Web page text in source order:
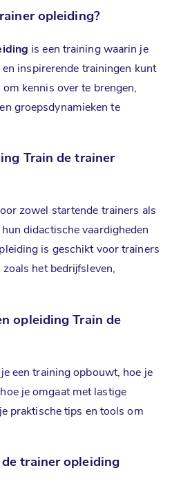
opleiding?
is een training waarin je
en inspirerende trainingen kunt
kennis over te brengen,
groepsdynamieken te
Train de trainer
zowel startende trainers als
didactische vaardigheden
is geschikt voor trainers
het bedrijfsleven,
opleiding Train de
een training opbouwt, hoe je
je omgaat met lastige
praktische tips en tools om
trainer opleiding